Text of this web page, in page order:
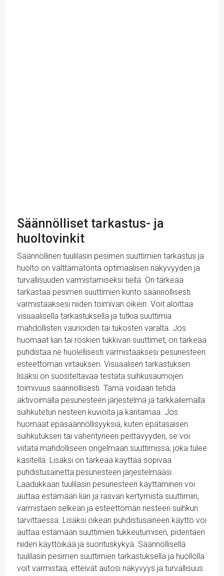
Säännölliset tarkastus- ja
huoltovinkit
Säännöllinen tuulilasin pesimen suuttimien tarkastus ja
huolto on välttämätöntä optimaalisen näkyvyyden ja
turvallisuuden varmistamiseksi tiellä. On tärkeää
tarkastaa pesimen suuttimien kunto säännöllisesti
varmistaaksesi niiden toimivan oikein. Voit aloittaa
visuaalisella tarkastuksella ja tutkia suuttimia
mahdollisten vaurioiden tai tukosten varalta. Jos
huomaat lian tai roskien tukkivan suuttimet, on tärkeää
puhdistaa ne huolellisesti varmistaaksesi pesunesteen
esteettömän virtauksen. Visuaalisen tarkastuksen
lisäksi on suositeltavaa testata suihkusaumojen
toimivuus säännöllisesti. Tämä voidaan tehdä
aktivoimalla pesunesteen järjestelmä ja tarkkailemalla
suihkutetun nesteen kuvioita ja kantamaa. Jos
huomaat epäsäännöllisyyksiä, kuten epätasaisen
suihkutuksen tai vähentyneen peittävyyden, se voi
viitata mahdolliseen ongelmaan suuttimissa, joka tulee
käsitellä. Lisäksi on tärkeää käyttää sopivaa
puhdistusainetta pesunesteen järjestelmääsi.
Laadukkaan tuulilasin pesunesteen käyttäminen voi
auttaa estämään lian ja rasvan kertymistä suuttimiin,
varmistaen selkeän ja esteettömän nesteen suihkun
tarvittaessa. Lisäksi oikean puhdistusaineen käyttö voi
auttaa estämään suuttimien tukkeutumisen, pidentäen
niiden käyttöikää ja suorituskykyä. Säännöllisellä
tuulilasin pesimen suuttimien tarkastuksella ja huollolla
voit varmistaa, etteivät autosi näkyvyys ja turvallisuus